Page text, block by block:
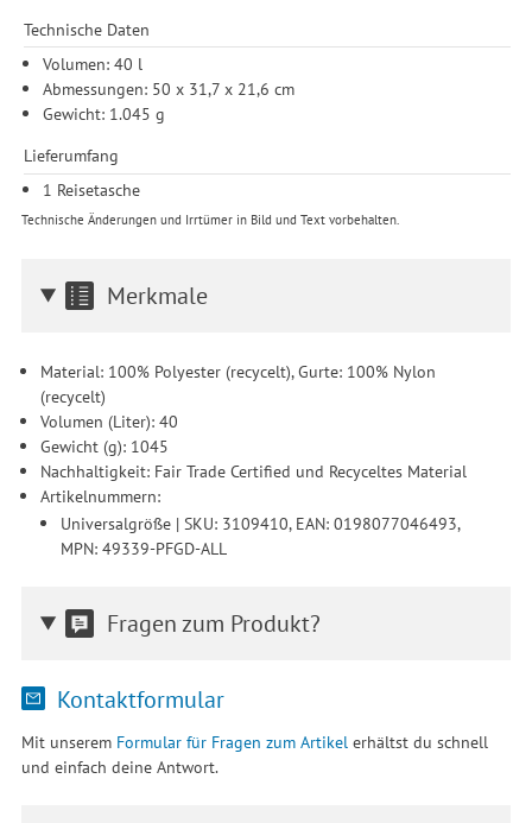
Technische Daten
Volumen: 40 l
Abmessungen: 50 x 31,7 x 21,6 cm
Gewicht: 1.045 g
Lieferumfang
1 Reisetasche
Technische Änderungen und Irrtümer in Bild und Text vorbehalten.
Merkmale
Material: 100% Polyester (recycelt), Gurte: 100% Nylon
(recycelt)
Volumen (Liter): 40
Gewicht (g): 1045
Nachhaltigkeit: Fair Trade Certified und Recyceltes Material
Artikelnummern:
Universalgröße | SKU: 3109410, EAN: 0198077046493,
MPN: 49339-PFGD-ALL
Fragen zum Produkt?
Kontaktformular
Mit unserem Formular für Fragen zum Artikelerhältst du schnell
und einfach deine Antwort.